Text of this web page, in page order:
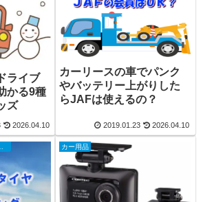
ライブ
かる9種
ズ
2026.04.10
カーリースの車でパンク
やバッテリー上がりした
らJAFは使えるの？
2019.01.23 2026.04.10
カー用品